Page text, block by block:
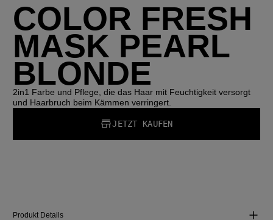
COLOR FRESH
MASK PEARL
BLONDE
2in1 Farbe und Pflege, die das Haar mit Feuchtigkeit versorgt
und Haarbruch beim Kämmen verringert.
JETZT KAUFEN
Produkt Details